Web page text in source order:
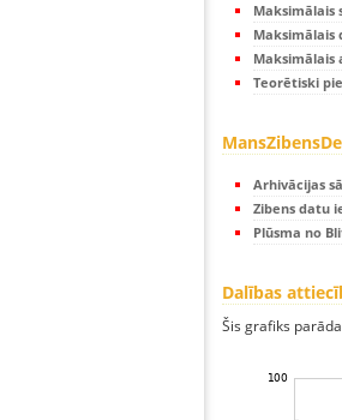
Maksimālais
Maksimālais
Maksimālais
Teorētiski
Arhivācijas
Zibens datu
Plūsma no
Dalības
Šis grafiks